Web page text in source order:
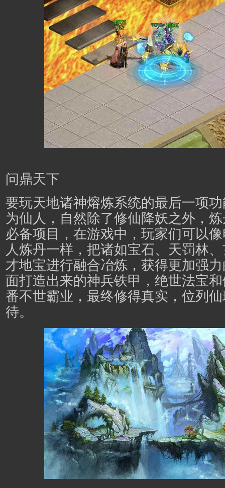
问鼎天下
要玩天地诸神熔炼系统的最后一项
为仙人，自然除了修仙降妖之外，
必备项目，在游戏中，玩家们可以
人炼丹一样，把诸如宝石、天罚林
才地宝进行融合冶炼，获得更加强
面打造出来的神兵铁甲，绝世法宝
番不世霸业，最终修得真实，位列
待。